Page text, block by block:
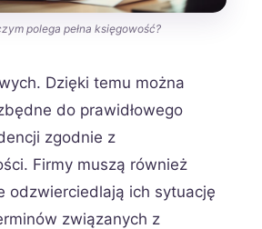
polega pełna księgowość?
Dzięki temu można
do prawidłowego
zgodnie z
Firmy muszą również
odzwierciedlają ich sytuację
związanych z